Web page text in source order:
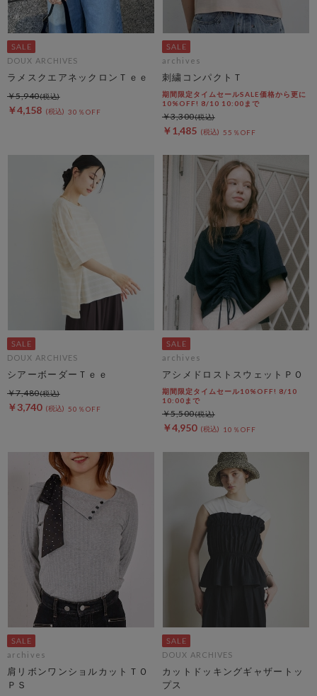
DOUX ARCHIVES
ラメスクエアネックロンＴｅｅ
￥4,158 30％OFF
￥5,940
archives
刺繍コンパクトＴ
期間限定タイムセールSALE価格から更に
10%OFF! 8/10 10:00まで
￥1,485 55％OFF
￥3,300
DOUX ARCHIVES
シアーボーダーＴｅｅ
￥3,740 50％OFF
￥7,480
archives
アシメドロストスウェットＰＯ
期間限定タイムセール10%OFF! 8/10
10:00まで
￥4,950 10％OFF
￥5,500
archives
肩リボンワンショルカットＴＯ
ＰＳ
DOUX ARCHIVES
カットドッキングギャザートッ
プス